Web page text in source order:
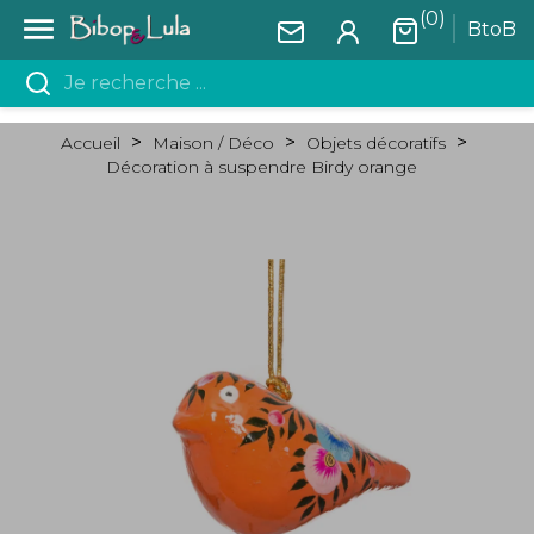
 BtoB
(0)
Accueil Maison / Déco
Objets décoratifs
Décoration à suspendre Birdy orange